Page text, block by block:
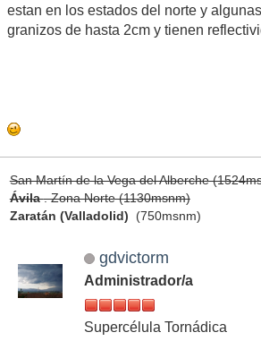
estan en los estados del norte y
granizos de hasta 2cm y tienen
San Martín de la Vega del Alberche
Ávila. Zona Norte (1130msnm)
Zaratán (Valladolid) (750msnm)
gdvictorm
Administrador/a
Supercélula Tornádica